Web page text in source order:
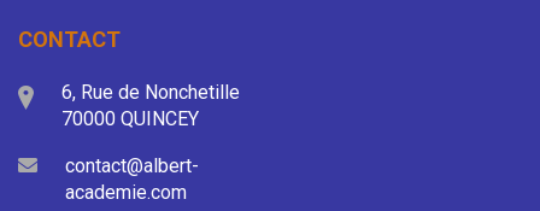
CONTACT
6, Rue de Nonchetille
70000 QUINCEY
contact@albert-
academie.com